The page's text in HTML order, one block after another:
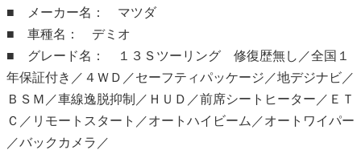
■ メーカー名： マツダ
■ 車種名： デミオ
■ グレード名： １３Ｓツーリング 修復歴無し／全国１
年保証付き／４ＷＤ／セーフティパッケージ／地デジナビ／
ＢＳＭ／車線逸脱抑制／ＨＵＤ／前席シートヒーター／ＥＴ
Ｃ／リモートスタート／オートハイビーム／オートワイパー
／バックカメラ／